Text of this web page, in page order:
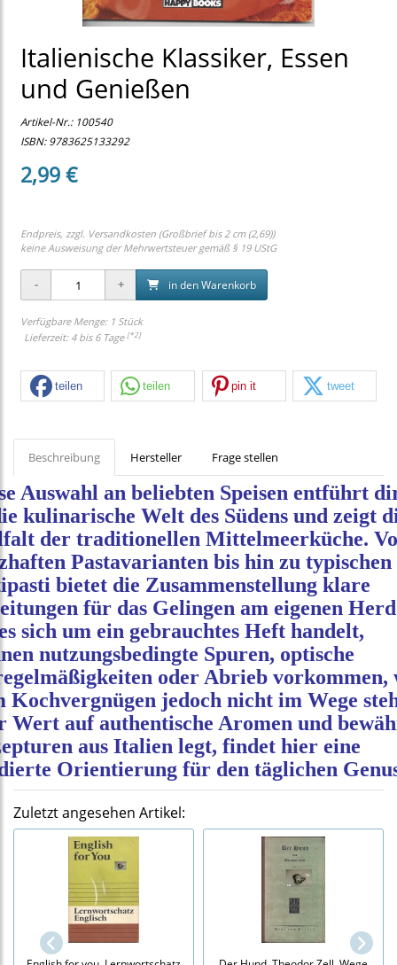
Italienische Klassiker, Essen
und Genießen
Artikel-Nr.: 100540
ISBN: 9783625133292
2,99 €
Endpreis, zzgl. Versandkosten (Großbrief bis 2 cm (2,69))
keine Ausweisung der Mehrwertsteuer gemäß § 19 UStG
in den Warenkorb
Verfügbare Menge: 1 Stück
Lieferzeit: 4 bis 6 Tage [*2]
teilen teilen pin it tweet
Beschreibung Hersteller Frage stellen
Auswahl an beliebten Speisen entführt
kulinarische Welt des Südens und zeigt
der traditionellen Mittelmeerküche.
Pastavarianten bis hin zu typischen
bietet die Zusammenstellung klare
für das Gelingen am eigenen
sich um ein gebrauchtes Heft handelt,
nutzungsbedingte Spuren, optische
oder Abrieb vorkommen,
Kochvergnügen jedoch nicht im Wege
Wert auf authentische Aromen und
aus Italien legt, findet hier eine
Orientierung für den täglichen
Zuletzt angesehen Artikel: